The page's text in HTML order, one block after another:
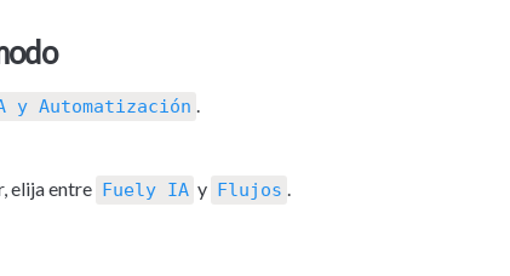
y Automatización
elija entre Fuely IA y Flujos